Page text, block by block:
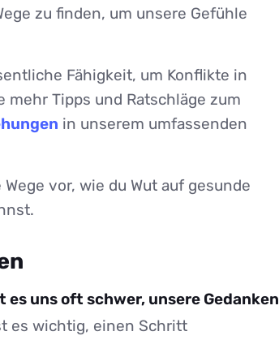
zu finden, um unsere Gefühle
Fähigkeit, um Konflikte in
Tipps und Ratschläge zum
in unserem umfassenden
vor, wie du Wut auf gesunde
uns oft schwer, unsere Gedanken
es wichtig, einen Schritt